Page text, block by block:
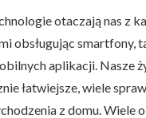
otaczają nas z
obsługując smartfony,
aplikacji. Nasze
łatwiejsze, wiele
z domu. Wiele